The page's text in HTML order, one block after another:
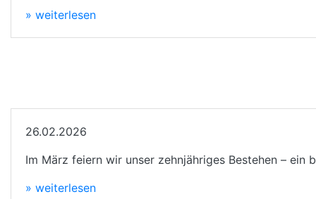
» weiterlesen
26.02.2026
Im März feiern wir unser zehnjähriges Bestehen –
» weiterlesen